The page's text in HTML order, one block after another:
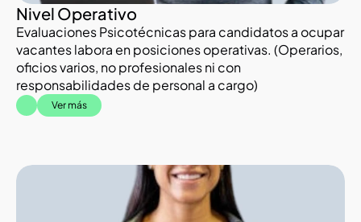
Nivel Operativo
Evaluaciones Psicotécnicas para candidatos a ocupar
vacantes labora en posiciones operativas. (Operarios,
oficios varios, no profesionales ni con
responsabilidades de personal a cargo)
Ver más